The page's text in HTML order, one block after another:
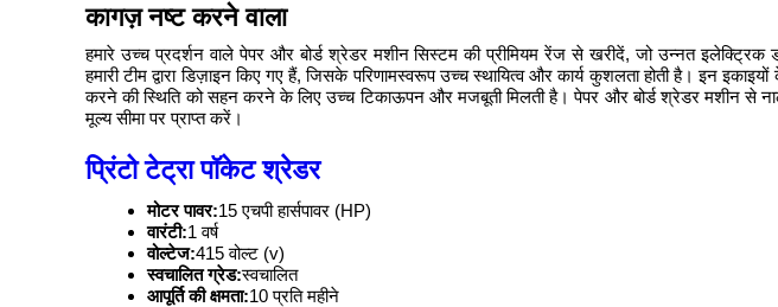
कागज़ नष्ट करने वाला
हमारे उच्च प्रदर्शन वाले पेपर और बोर्ड श्रेडर मशीन सिस्टम की प्रीमियम रेंज से खरीदें, जो उन्नत इलेक्ट्रिक
हमारी टीम द्वारा डिज़ाइन किए गए हैं, जिसके परिणामस्वरूप उच्च स्थायित्व और कार्य कुशलता होती है। इन
करने की स्थिति को सहन करने के लिए उच्च टिकाऊपन और मजबूती मिलती है। पेपर और बोर्ड श्रेडर मशीन से
मूल्य सीमा पर प्राप्त करें।
प्रिंटो टेट्रा पॉकेट श्रेडर
मोटर पावर:15 एचपी हार्सपावर (HP)
वारंटी:1 वर्ष
वोल्टेज:415 वोल्ट (v)
स्वचालित ग्रेड:स्वचालित
आपूर्ति की क्षमता:10 प्रति महीने